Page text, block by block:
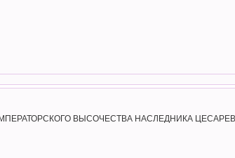
ИМПЕРАТОРСКОГО ВЫСОЧЕСТВА НАСЛЕДНИКА